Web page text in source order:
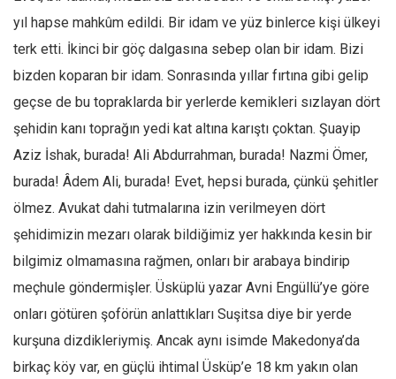
yıl hapse mahkûm edildi. Bir idam ve yüz binlerce kişi ülkeyi
terk etti. İkinci bir göç dalgasına sebep olan bir idam. Bizi
bizden koparan bir idam. Sonrasında yıllar fırtına gibi gelip
geçse de bu topraklarda bir yerlerde kemikleri sızlayan dört
şehidin kanı toprağın yedi kat altına karıştı çoktan. Şuayip
Aziz İshak, burada! Ali Abdurrahman, burada! Nazmi Ömer,
burada! Âdem Ali, burada! Evet, hepsi burada, çünkü şehitler
ölmez. Avukat dahi tutmalarına izin verilmeyen dört
şehidimizin mezarı olarak bildiğimiz yer hakkında kesin bir
bilgimiz olmamasına rağmen, onları bir arabaya bindirip
meçhule göndermişler. Üsküplü yazar Avni Engüllü’ye göre
onları götüren şoförün anlattıkları Suşitsa diye bir yerde
kurşuna dizdikleriymiş. Ancak aynı isimde Makedonya’da
birkaç köy var, en güçlü ihtimal Üsküp’e 18 km yakın olan